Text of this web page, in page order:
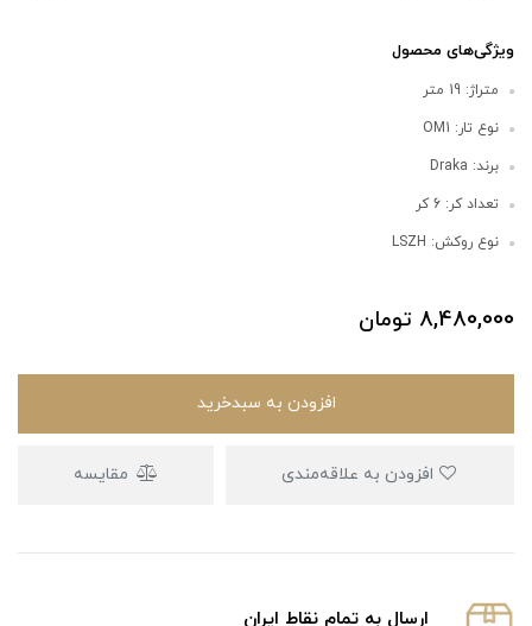
ویژگی‌های محصول
متراژ: 19 متر
نوع تار: OM1
برند: Draka
تعداد کر: 6 کر
نوع روکش: LSZH
8,480,000 تومان
افزودن به سبدخرید
مقایسه
ارسال به تمام نقاط ایران